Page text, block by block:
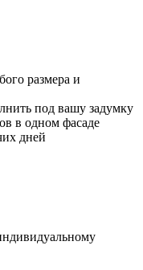
размера и
под вашу задумку
в одном фасаде
дней